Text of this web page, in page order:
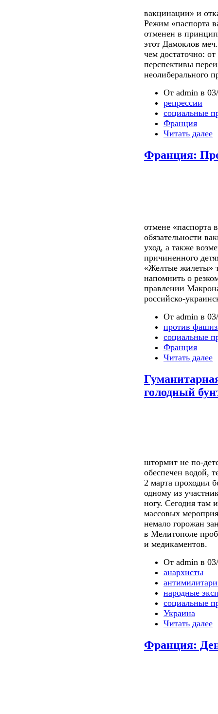
вакцинации» и
Режим «паспорта
отменен в
этот Дамоклов
чем достаточно:
перспективы
неолиберального
От admin в
репрессии
социальные
Франция
Читать далее
Франция:
отмене «паспорта
обязательности
уход, а также
причиненного
«Желтые жилеты»
напомнить о
правлении
российско-
От admin в
против
социальные
Франция
Читать далее
голодный
штормит не по-
обеспечен водой,
2 марта проходил
одному из
ногу. Сегодня там
массовых
немало горожан
в Мелитополе
и медикаментов.
От admin в
анархисты
народные
социальные
Украина
Читать далее
Франция: